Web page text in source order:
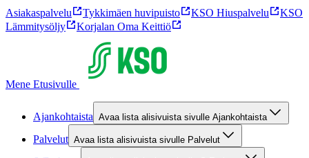
Asiakaspalvelu Tykkimäen huvipuisto KSO Hiuspalvelu
KSO
Lämmitysöljy
Korjalan Oma Keittiö
Mene Etusivulle
Ajankohtaista Avaa lista alisivuista sivulle Ajankohtaista
Palvelut Avaa lista alisivuista sivulle Palvelut